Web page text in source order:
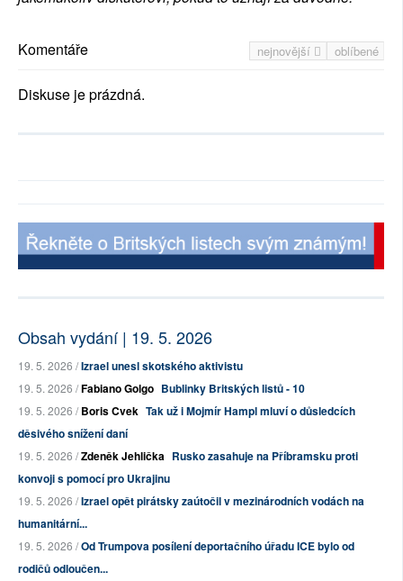
nejnovější oblíbené
Komentáře
Diskuse je prázdná.
Obsah vydání | 19. 5. 2026
19. 5. 2026 /Izrael unesl skotského aktivistu
19. 5. 2026 /Fabiano Golgo Bublinky Britských listů - 10
19. 5. 2026 /Boris Cvek Tak už i Mojmír Hampl mluví o důsledcích
děsivého snížení daní
19. 5. 2026 /Zdeněk Jehlička Rusko zasahuje na Příbramsku proti
konvoji s pomocí pro Ukrajinu
19. 5. 2026 /Izrael opět pirátsky zaútočil v mezinárodních vodách na
humanitární...
19. 5. 2026 /Od Trumpova posílení deportačního úřadu ICE bylo od
rodičů odloučen...